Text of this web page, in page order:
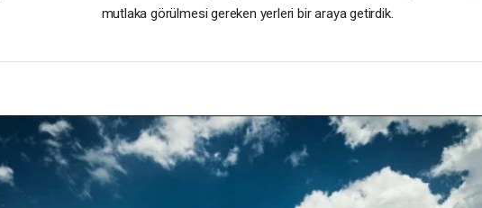
mutlaka görülmesi gereken yerleri bir araya getirdik.